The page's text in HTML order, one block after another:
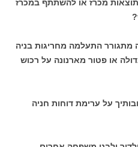
מכרז או להשתתף במכרז
התעלמה מחריגות בניה
או פטור מארנונה על רכוש
על ערימת דוחות חניה